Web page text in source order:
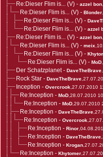
Re:Dieser Flim is... (V) - azzel bon
Re:Dieser Flim is... (V) - Blonder
Re:Dieser Flim is... (V) -
Re:Dieser Flim is... (V) - azzel
Re:Dieser Flim is... (V) - azzel bon
Re:Dieser Flim is... (V) - meix
Re:Dieser Flim is... (V) -
Re:Dieser Flim is... (V) - MoD
Der Schatzplanet- DaveTheBrave
Rock Star - DaveTheBrave
Inception - Overcrook ,27.07.2010
Re:Inception - MoD ,28.07.2010
Re:Inception - MoD ,29.07.2010
Re:Inception - DaveTheBrave
Re:Inception - Overcrook
Re:Inception - Rinor
Re:Inception - DaveTheBrave
Re:Inception - Krogan
Re:Inception - Khytomer